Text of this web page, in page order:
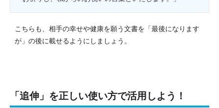
こちらも、相手の幸せや健康を願う文書を「最後になります
が」の後に載せるようにしましょう。
「追伸」を正しい使い方で活用しよう！